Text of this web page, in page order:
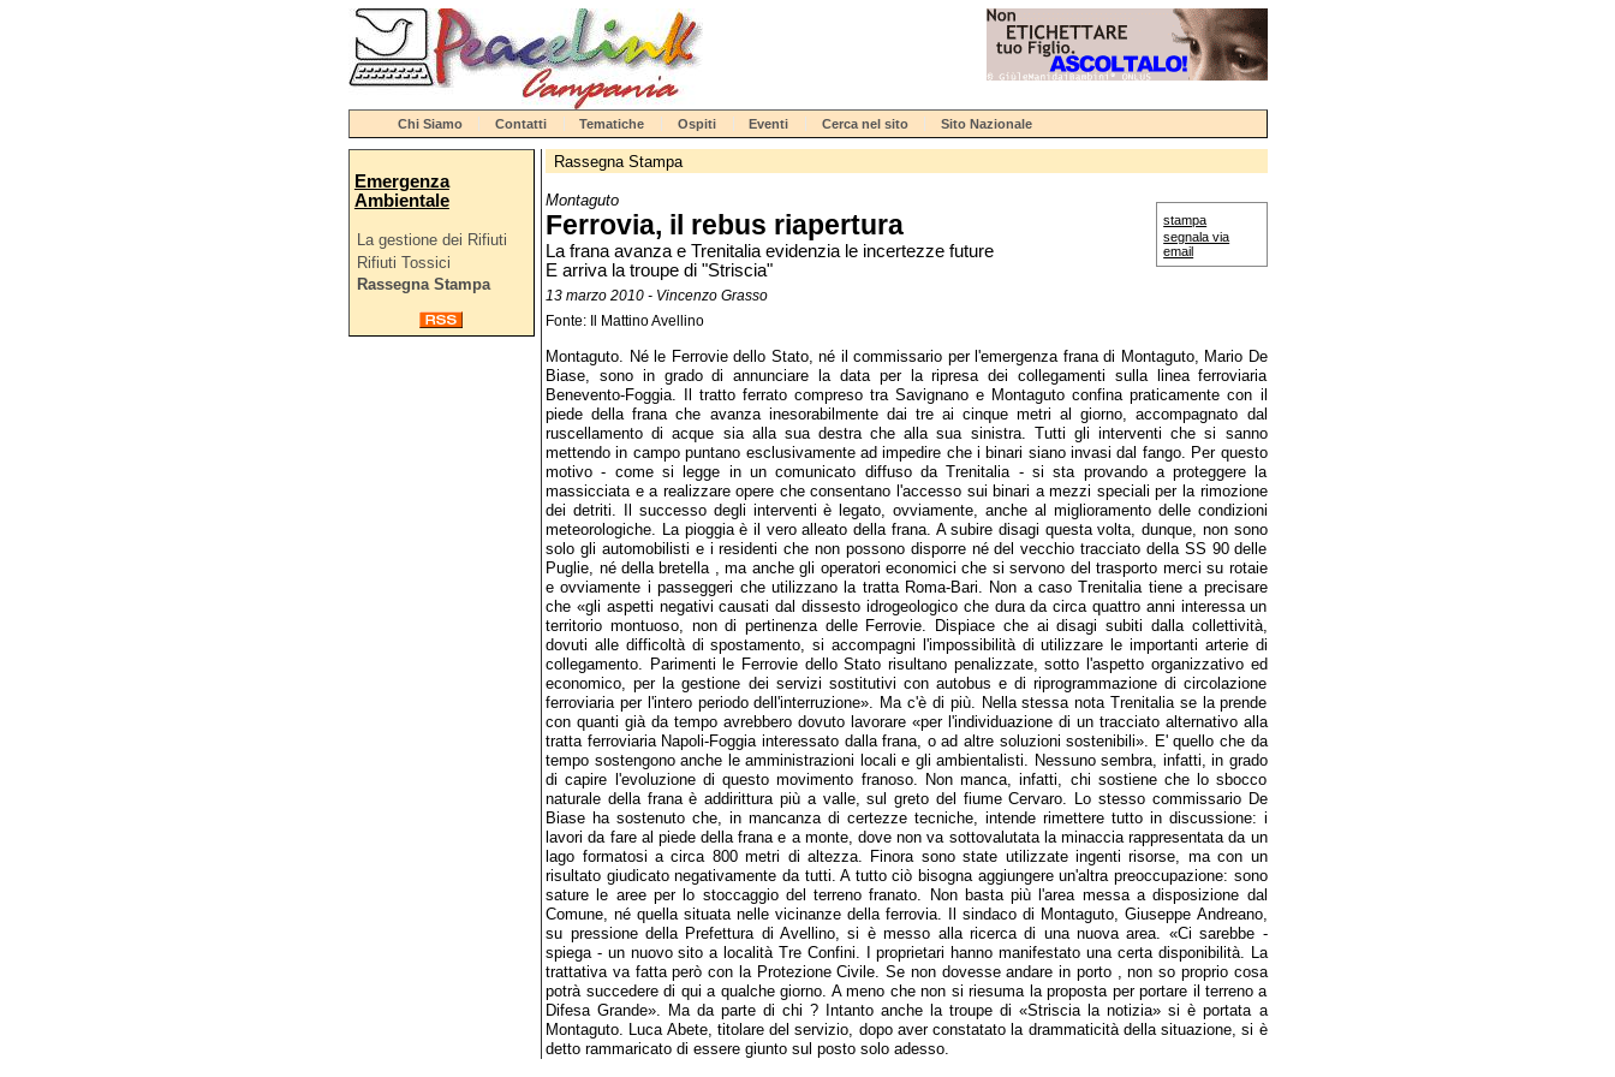
Chi Siamo Contatti Tematiche Ospiti Eventi Cerca nel sito Sito Nazionale
Emergenza
Ambientale
La gestione dei Rifiuti
Rifiuti Tossici
Rassegna Stampa
Rassegna Stampa
stampa
segnala via
email
Montaguto
Ferrovia, il rebus riapertura
La frana avanza e Trenitalia evidenzia le incertezze future
E arriva la troupe di "Striscia"
13 marzo 2010 - Vincenzo Grasso
Fonte: Il Mattino Avellino
Montaguto. Né le Ferrovie dello Stato, né il commissario per l'emergenza frana di Montaguto, Mario De
Biase, sono in grado di annunciare la data per la ripresa dei collegamenti sulla linea ferroviaria
Benevento-Foggia. Il tratto ferrato compreso tra Savignano e Montaguto confina praticamente con il
piede della frana che avanza inesorabilmente dai tre ai cinque metri al giorno, accompagnato dal
ruscellamento di acque sia alla sua destra che alla sua sinistra. Tutti gli interventi che si sanno
mettendo in campo puntano esclusivamente ad impedire che i binari siano invasi dal fango. Per questo
motivo - come si legge in un comunicato diffuso da Trenitalia - si sta provando a proteggere la
massicciata e a realizzare opere che consentano l'accesso sui binari a mezzi speciali per la rimozione
dei detriti. Il successo degli interventi è legato, ovviamente, anche al miglioramento delle condizioni
meteorologiche. La pioggia è il vero alleato della frana. A subire disagi questa volta, dunque, non sono
solo gli automobilisti e i residenti che non possono disporre né del vecchio tracciato della SS 90 delle
Puglie, né della bretella , ma anche gli operatori economici che si servono del trasporto merci su rotaie
e ovviamente i passeggeri che utilizzano la tratta Roma-Bari. Non a caso Trenitalia tiene a precisare
che «gli aspetti negativi causati dal dissesto idrogeologico che dura da circa quattro anni interessa un
territorio montuoso, non di pertinenza delle Ferrovie. Dispiace che ai disagi subiti dalla collettività,
dovuti alle difficoltà di spostamento, si accompagni l'impossibilità di utilizzare le importanti arterie di
collegamento. Parimenti le Ferrovie dello Stato risultano penalizzate, sotto l'aspetto organizzativo ed
economico, per la gestione dei servizi sostitutivi con autobus e di riprogrammazione di circolazione
ferroviaria per l'intero periodo dell'interruzione». Ma c'è di più. Nella stessa nota Trenitalia se la prende
con quanti già da tempo avrebbero dovuto lavorare «per l'individuazione di un tracciato alternativo alla
tratta ferroviaria Napoli-Foggia interessato dalla frana, o ad altre soluzioni sostenibili». E' quello che da
tempo sostengono anche le amministrazioni locali e gli ambientalisti. Nessuno sembra, infatti, in grado
di capire l'evoluzione di questo movimento franoso. Non manca, infatti, chi sostiene che lo sbocco
naturale della frana è addirittura più a valle, sul greto del fiume Cervaro. Lo stesso commissario De
Biase ha sostenuto che, in mancanza di certezze tecniche, intende rimettere tutto in discussione: i
lavori da fare al piede della frana e a monte, dove non va sottovalutata la minaccia rappresentata da un
lago formatosi a circa 800 metri di altezza. Finora sono state utilizzate ingenti risorse, ma con un
risultato giudicato negativamente da tutti. A tutto ciò bisogna aggiungere un'altra preoccupazione: sono
sature le aree per lo stoccaggio del terreno franato. Non basta più l'area messa a disposizione dal
Comune, né quella situata nelle vicinanze della ferrovia. Il sindaco di Montaguto, Giuseppe Andreano,
su pressione della Prefettura di Avellino, si è messo alla ricerca di una nuova area. «Ci sarebbe -
spiega - un nuovo sito a località Tre Confini. I proprietari hanno manifestato una certa disponibilità. La
trattativa va fatta però con la Protezione Civile. Se non dovesse andare in porto , non so proprio cosa
potrà succedere di qui a qualche giorno. A meno che non si riesuma la proposta per portare il terreno a
Difesa Grande». Ma da parte di chi ? Intanto anche la troupe di «Striscia la notizia» si è portata a
Montaguto. Luca Abete, titolare del servizio, dopo aver constatato la drammaticità della situazione, si è
detto rammaricato di essere giunto sul posto solo adesso.